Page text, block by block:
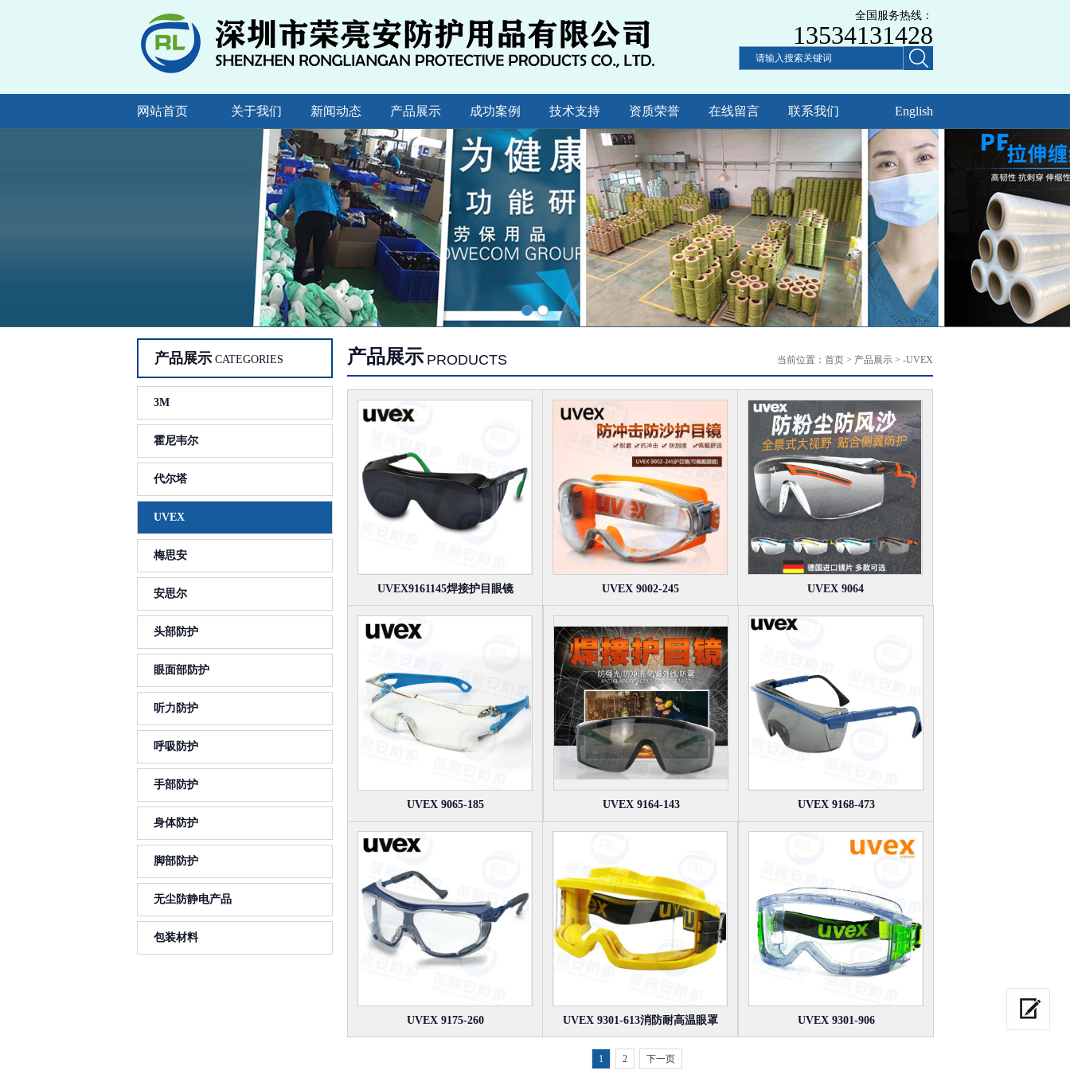
全国服务热线：
13534131428
网站首页 关于我们 新闻动态 产品展示 成功案例 技术支持 资质荣誉 在线留言 联系我们 English
产品展示 CATEGORIES
3M
霍尼韦尔
代尔塔
UVEX
梅思安
安思尔
头部防护
眼面部防护
听力防护
呼吸防护
手部防护
身体防护
脚部防护
无尘防静电产品
包装材料
产品展示 PRODUCTS 当前位置： 首页 > 产品展示 > -UVEX
UVEX9161145焊接护目眼镜 UVEX 9002-245 UVEX 9064
UVEX 9065-185 UVEX 9164-143 UVEX 9168-473
UVEX 9175-260 UVEX 9301-613消防耐高温眼罩 UVEX 9301-906
1 2 下一页